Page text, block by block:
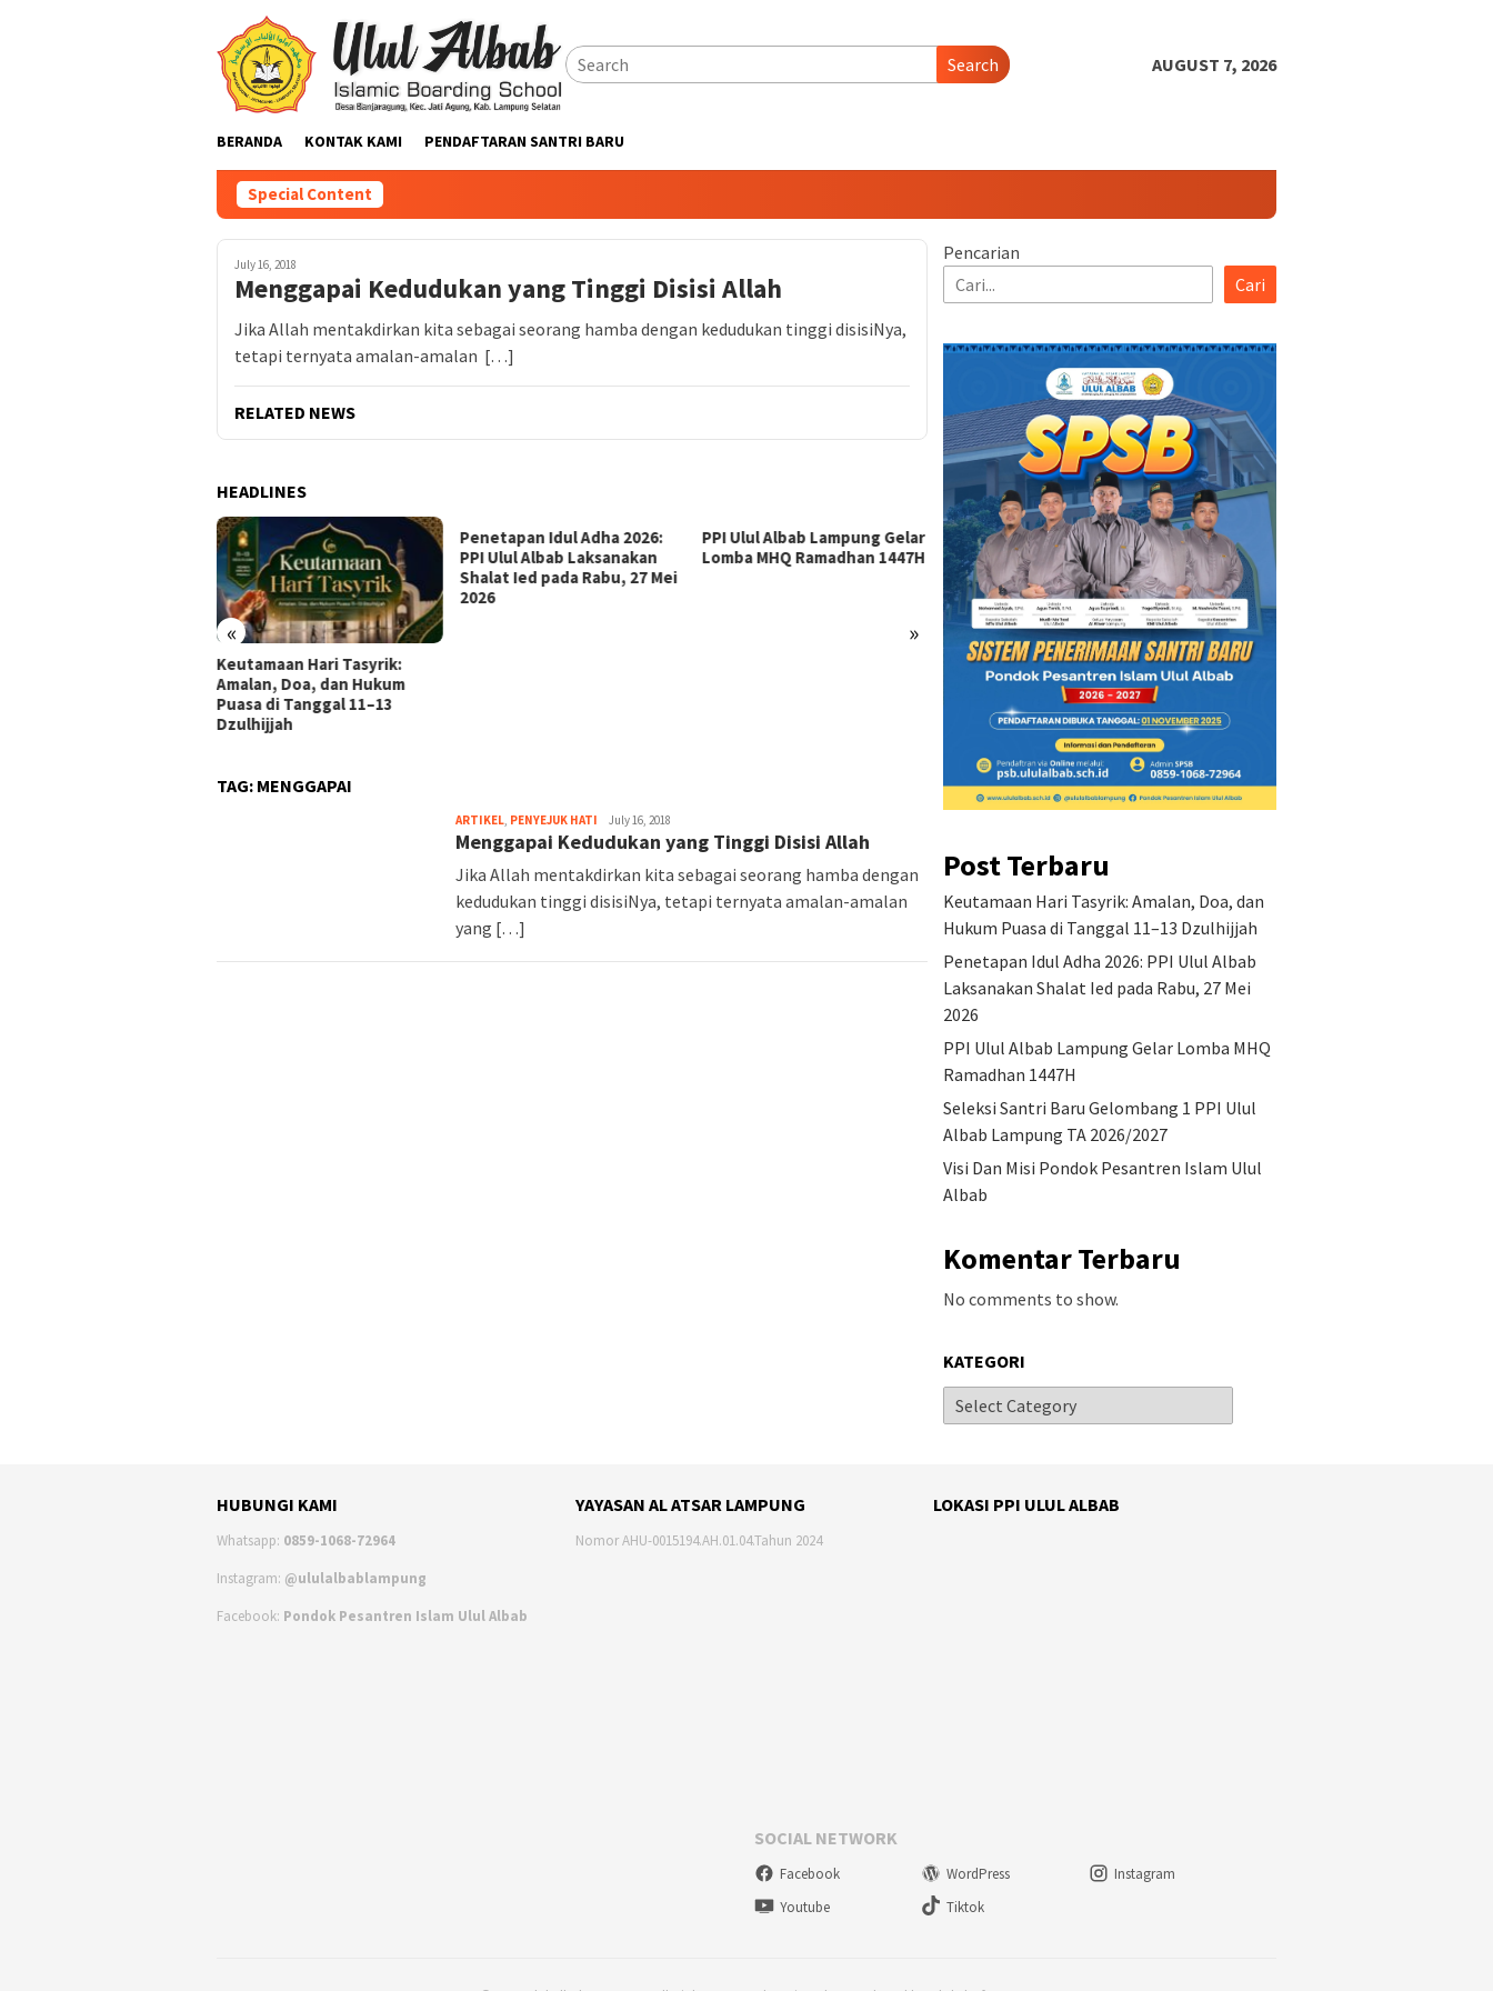
Search AUGUST 7, 2026
BERANDA KONTAK KAMI PENDAFTARAN SANTRI BARU
Special Content
July 16, 2018
Menggapai Kedudukan yang Tinggi Disisi Allah
Jika Allah mentakdirkan kita sebagai seorang hamba dengan kedudukan tinggi disisiNya,
tetapi ternyata amalan-amalan […]
RELATED NEWS
HEADLINES
« »
Penetapan Idul Adha 2026:
PPI Ulul Albab Laksanakan
Shalat Ied pada Rabu, 27 Mei
2026
PPI Ulul Albab Lampung Gelar
Lomba MHQ Ramadhan 1447H
Visi Dan Misi Pondok
Pesantren Islam Ulul Albab
Keutamaan Hari Tasyrik:
Amalan, Doa, dan Hukum
Dzulhijjah
TAG: MENGGAPAI
ARTIKEL, PENYEJUK HATI July 16, 2018
Menggapai Kedudukan yang Tinggi Disisi Allah
Jika Allah mentakdirkan kita sebagai seorang hamba dengan
kedudukan tinggi disisiNya, tetapi ternyata amalan-amalan
yang […]
Pencarian
Cari
Post Terbaru
Keutamaan Hari Tasyrik: Amalan, Doa, dan
Hukum Puasa di Tanggal 11–13 Dzulhijjah
Penetapan Idul Adha 2026: PPI Ulul Albab
Laksanakan Shalat Ied pada Rabu, 27 Mei
2026
PPI Ulul Albab Lampung Gelar Lomba MHQ
Ramadhan 1447H
Seleksi Santri Baru Gelombang 1 PPI Ulul
Albab Lampung TA 2026/2027
Visi Dan Misi Pondok Pesantren Islam Ulul
Albab
Komentar Terbaru
No comments to show.
KATEGORI
HUBUNGI KAMI
Whatsapp: 0859-1068-72964
Instagram: @ululalbablampung
Facebook: Pondok Pesantren Islam Ulul Albab
YAYASAN AL ATSAR LAMPUNG
Nomor AHU-0015194.AH.01.04.Tahun 2024
LOKASI PPI ULUL ALBAB
SOCIAL NETWORK
Facebook WordPress
Instagram
Youtube
Tiktok